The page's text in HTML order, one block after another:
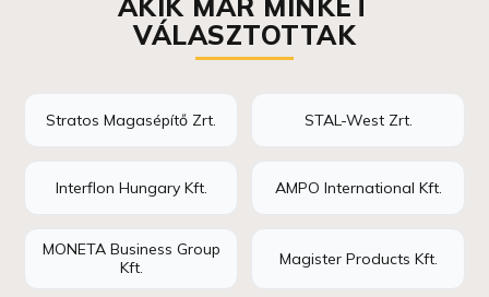
AKIK MÁR MINKET
VÁLASZTOTTAK
Stratos Magasépítő Zrt. STAL-West Zrt.
Interflon Hungary Kft. AMPO International Kft.
MONETA Business Group
Kft.
Magister Products Kft.